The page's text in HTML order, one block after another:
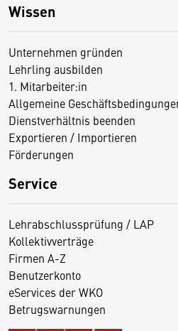
Wissen
Unternehmen gründen
Lehrling ausbilden
1. Mitarbeiter:in
Allgemeine
Dienstverhältnis beenden
Exportieren / Importieren
Förderungen
Service
Lehrabschlussprüfung / LAP
Kollektivverträge
Firmen A-Z
Benutzerkonto
eServices der WKO
Betrugswarnungen